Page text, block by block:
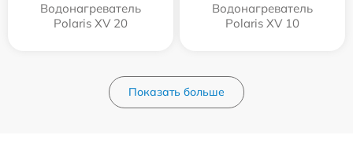
Водонагреватель
Polaris XV 20
Водонагреватель
Polaris XV 10
Показать больше